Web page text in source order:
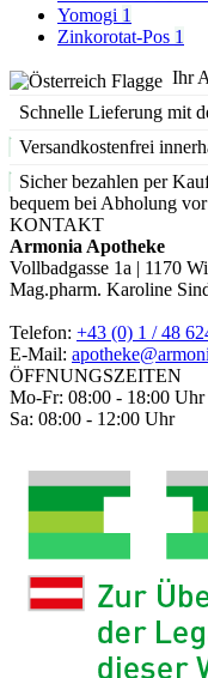
Yomogi 1
Zinkorotat-Pos 1
Ihr
Schnelle Lieferung mit
Versandkostenfrei
Sicher bezahlen per
bequem bei Abholung
KONTAKT
Armonia Apotheke
Vollbadgasse 1a | 1170
Mag.pharm. Karoline
Telefon: +43 (0) 1 / 48
E-Mail:
ÖFFNUNGSZEITEN
Mo-Fr: 08:00 - 18:00 Uhr
Sa: 08:00 - 12:00 Uhr